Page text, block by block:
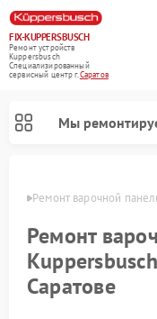
FIX-KUPPERSBUSCH
Ремонт устройств
Kuppersbusch
Специализированный
cервисный центр г.Саратов
Мы
Ремонт варочной
Ремонт
Саратове